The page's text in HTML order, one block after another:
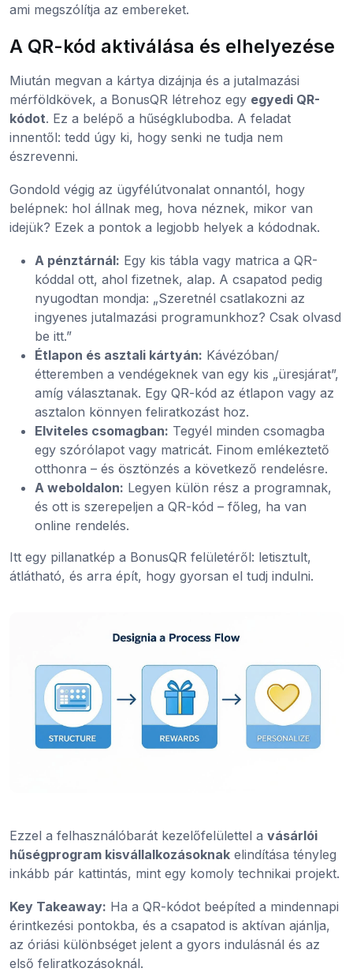
ami megszólítja az embereket.
A QR-kód aktiválása és elhelyezése
Miután megvan a kártya dizájnja és a jutalmazási
mérföldkövek, a BonusQR létrehoz egy egyedi QR-
kódot. Ez a belépő a hűségklubodba. A feladat
innentől: tedd úgy ki, hogy senki ne tudja nem
észrevenni.
Gondold végig az ügyfélútvonalat onnantól, hogy
belépnek: hol állnak meg, hova néznek, mikor van
idejük? Ezek a pontok a legjobb helyek a kódodnak.
A pénztárnál: Egy kis tábla vagy matrica a QR-
kóddal ott, ahol fizetnek, alap. A csapatod pedig
nyugodtan mondja: „Szeretnél csatlakozni az
ingyenes jutalmazási programunkhoz? Csak olvasd
be itt.”
Étlapon és asztali kártyán: Kávézóban/
étteremben a vendégeknek van egy kis „üresjárat”,
amíg választanak. Egy QR-kód az étlapon vagy az
asztalon könnyen feliratkozást hoz.
Elviteles csomagban: Tegyél minden csomagba
egy szórólapot vagy matricát. Finom emlékeztető
otthonra – és ösztönzés a következő rendelésre.
A weboldalon: Legyen külön rész a programnak,
és ott is szerepeljen a QR-kód – főleg, ha van
online rendelés.
Itt egy pillanatkép a BonusQR felületéről: letisztult,
átlátható, és arra épít, hogy gyorsan el tudj indulni.
Ezzel a felhasználóbarát kezelőfelülettel a vásárlói
hűségprogram kisvállalkozásoknak elindítása tényleg
inkább pár kattintás, mint egy komoly technikai projekt.
Key Takeaway: Ha a QR-kódot beépíted a mindennapi
érintkezési pontokba, és a csapatod is aktívan ajánlja,
az óriási különbséget jelent a gyors indulásnál és az
első feliratkozásoknál.